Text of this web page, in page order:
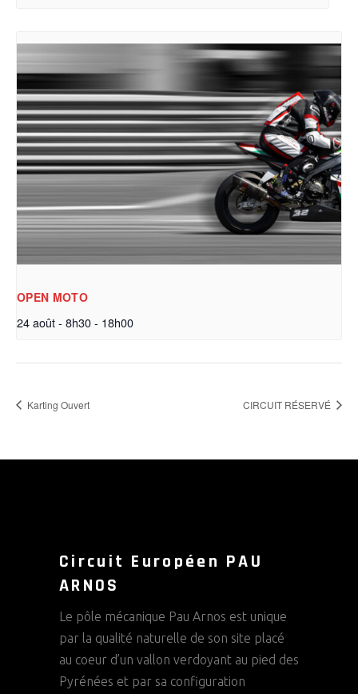
OPEN MOTO
24 août - 8h30- 18h00
Karting Ouvert CIRCUIT RÉSERVÉ
Circuit Européen PAU
ARNOS
Le pôle mécanique Pau Arnos est unique
par la qualité naturelle de son site placé
au coeur d’un vallon verdoyant au pied des
Pyrénées et par sa configuration